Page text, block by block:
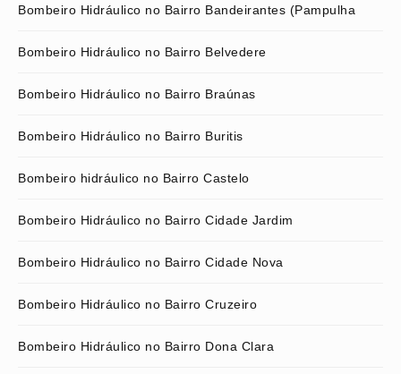
Bombeiro Hidráulico no Bairro Bandeirantes (Pampulha
Bombeiro Hidráulico no Bairro Belvedere
Bombeiro Hidráulico no Bairro Braúnas
Bombeiro Hidráulico no Bairro Buritis
Bombeiro hidráulico no Bairro Castelo
Bombeiro Hidráulico no Bairro Cidade Jardim
Bombeiro Hidráulico no Bairro Cidade Nova
Bombeiro Hidráulico no Bairro Cruzeiro
Bombeiro Hidráulico no Bairro Dona Clara